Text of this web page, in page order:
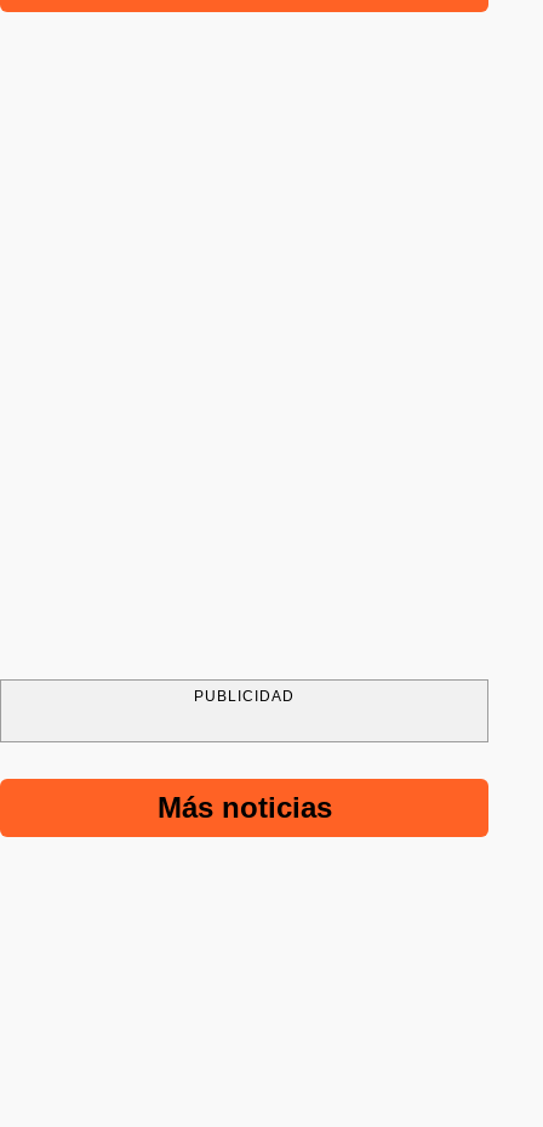
PUBLICIDAD
Más noticias